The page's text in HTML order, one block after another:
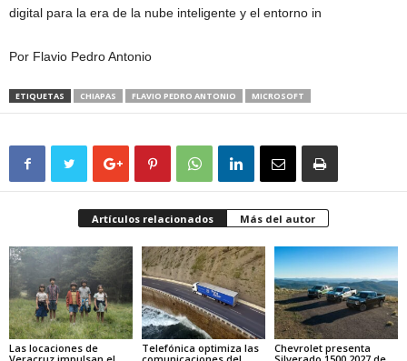
digital para la era de la nube inteligente y el entorno in
Por Flavio Pedro Antonio
ETIQUETAS CHIAPAS FLAVIO PEDRO ANTONIO MICROSOFT
Artículos relacionados Más del autor
Las locaciones de
Telefónica optimiza las
Chevrolet presenta